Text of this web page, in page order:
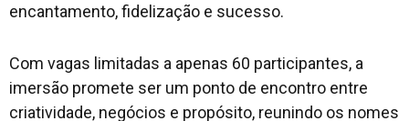
encantamento, fidelização e sucesso.
Com vagas limitadas a apenas 60 participantes, a
imersão promete ser um ponto de encontro entre
criatividade, negócios e propósito, reunindo os nomes